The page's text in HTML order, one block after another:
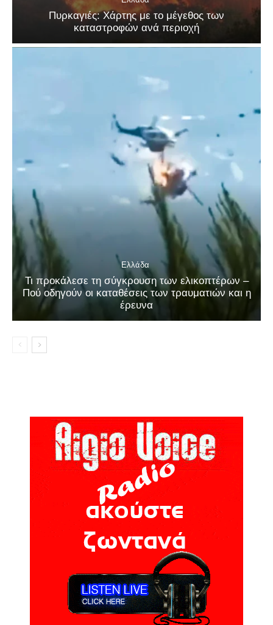
Πυρκαγιές: Χάρτης με το μέγεθος των
καταστροφών ανά περιοχή
Ελλάδα
Τι προκάλεσε τη σύγκρουση των ελικοπτέρων –
Πού οδηγούν οι καταθέσεις των τραυματιών και η
έρευνα